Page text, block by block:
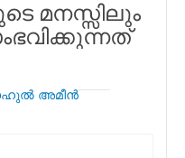
മനസ്സിലും
അമീന്‍